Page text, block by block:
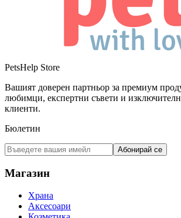
PetsHelp Store
Вашият доверен партньор за премиум
любимци, експертни съвети и
клиенти.
Бюлетин
Абонирай се
Магазин
Храна
Аксесоари